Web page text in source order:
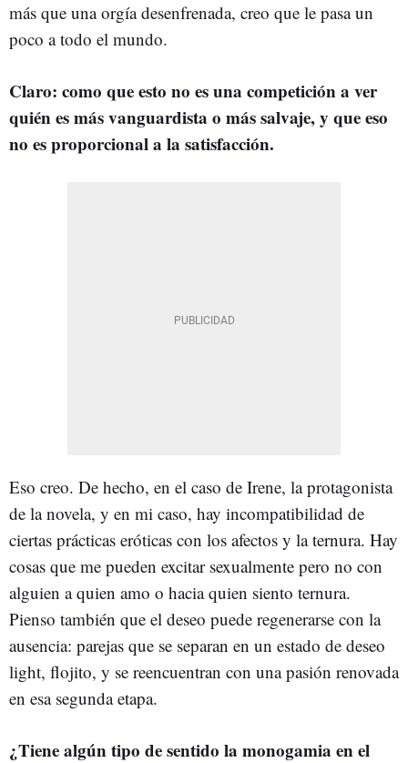
más que una orgía desenfrenada, creo que le pasa un
poco a todo el mundo.
Claro: como que esto no es una competición a ver
quién es más vanguardista o más salvaje, y que eso
no es proporcional a la satisfacción.
Eso creo. De hecho, en el caso de Irene, la protagonista
de la novela, y en mi caso, hay incompatibilidad de
ciertas prácticas eróticas con los afectos y la ternura. Hay
cosas que me pueden excitar sexualmente pero no con
alguien a quien amo o hacia quien siento ternura.
Pienso también que el deseo puede regenerarse con la
ausencia: parejas que se separan en un estado de deseo
light, flojito, y se reencuentran con una pasión renovada
en esa segunda etapa.
¿Tiene algún tipo de sentido la monogamia en el